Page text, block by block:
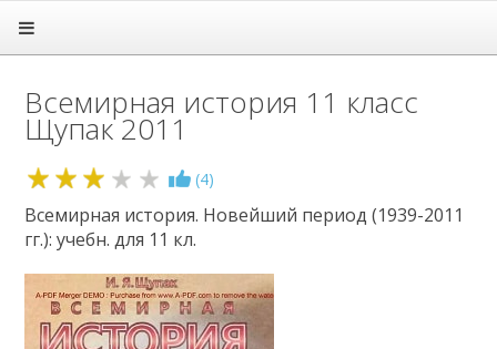
Підручники
1 клас
2 клас
3 клас
4 клас
5 клас
6 клас
7 клас
9 клас
10 клас
Всемирная история 11 класс
Щупак 2011
2.9 (4)
Всемирная история. Новейший период (1939-2011
гг.): учебн. для 11 кл.